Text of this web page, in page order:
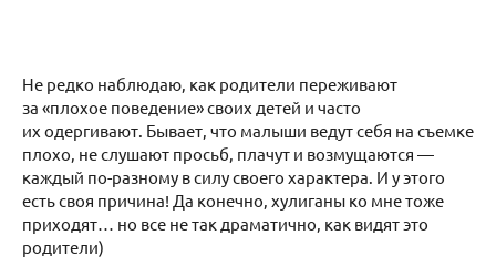
Не редко наблюдаю, как родители переживают
за «плохое поведение» своих детей и часто
их одергивают. Бывает, что малыши ведут себя на съемке
плохо, не слушают просьб, плачут и возмущаются —
каждый по-разному в силу своего характера. И у этого
есть своя причина! Да конечно, хулиганы ко мне тоже
приходят… но все не так драматично, как видят это
родители)